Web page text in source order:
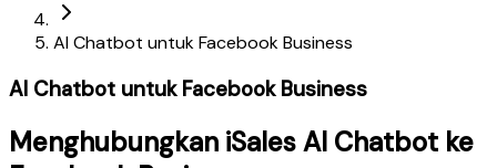
AI Chatbot untuk Facebook Business
AI Chatbot untuk Facebook Business
Menghubungkan iSales AI Chatbot ke